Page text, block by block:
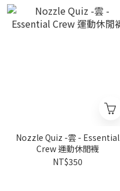
Nozzle Quiz -雲 - Essential
Crew 運動休閒襪
NT$350